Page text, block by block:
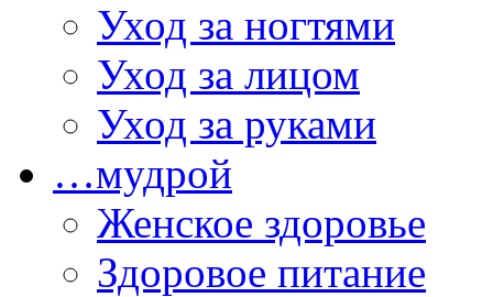
Уход за ногтями
Уход за лицом
Уход за руками
…мудрой
Женское здоровье
Здоровое питание